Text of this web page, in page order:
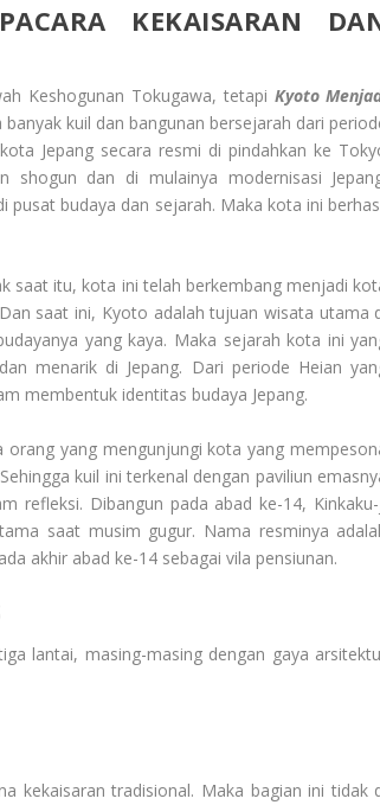
KEKAISARAN
Keshogunan Tokugawa, tetapi Kyoto
banyak kuil dan bangunan bersejarah dari
Jepang secara resmi di pindahkan ke
shogun dan di mulainya modernisasi
budaya dan sejarah. Maka kota ini
saat itu, kota ini telah berkembang menjadi
saat ini, Kyoto adalah tujuan wisata utama
yang kaya. Maka sejarah kota ini
menarik di Jepang. Dari periode Heian
membentuk identitas budaya Jepang.
yang mengunjungi kota yang
kuil ini terkenal dengan paviliun
refleksi. Dibangun pada abad ke-14,
saat musim gugur. Nama resminya
akhir abad ke-14 sebagai vila pensiunan.
lantai, masing-masing dengan gaya
kekaisaran tradisional. Maka bagian ini tidak